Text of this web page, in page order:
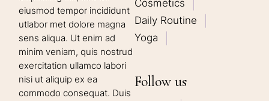
eiusmod tempor incididunt
utlabor met dolore magna
sens aliqua. Ut enim ad
minim veniam, quis nostrud
exercitation ullamco labori
nisi ut aliquip ex ea
commodo consequat. Duis
Cosmetics
Daily Routine
Yoga
Follow us